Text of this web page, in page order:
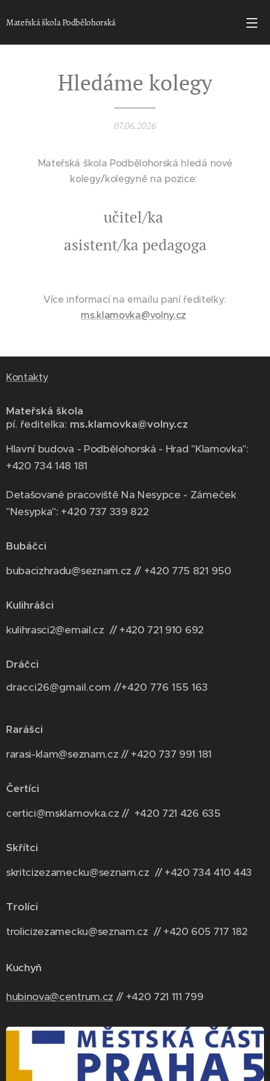
Mateřská škola Podbělohorská
Hledáme kolegy
07.06.2026
Mateřská škola Podbělohorská hledá nové
kolegy/kolegyně na pozice:
učitel/ka
asistent/ka pedagoga
Více informací na emailu paní ředitelky:
ms.klamovka@volny.cz
Kontakty
Mateřská škola
pí. ředitelka: ms.klamovka@volny.cz
Hlavní budova - Podbělohorská - Hrad "Klamovka":
+420 734 148 181
Detašované pracoviště Na Nesypce - Zámeček
"Nesypka": +420 737 339 822
Bubáčci
bubacizhradu@seznam.cz // +420 775 821 950
Kulihrášci
kulihrasci2@email.cz // +420 721 910 692
Dráčci
dracci26@gmail.com //+420 776 155 163
Rarášci
rarasi-klam@seznam.cz // +420 737 991 181
Čertíci
certici@msklamovka.cz // +420 721 426 635
Skřítci
skritcizezamecku@seznam.cz // +420 734 410 443
Trolíci
trolicizezamecku@seznam.cz // +420 605 717 182
Kuchyň
hubinova@centrum.cz // +420 721 111 799